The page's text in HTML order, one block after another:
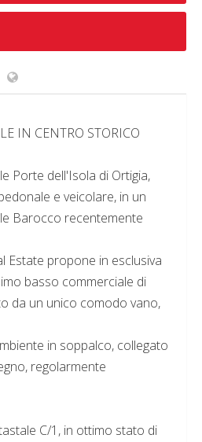
IN CENTRO STORICO
Porte dell'Isola di Ortigia,
e veicolare, in un
Barocco recentemente
Estate propone in esclusiva
basso commerciale di
da un unico comodo vano,
in soppalco, collegato
regolarmente
C/1, in ottimo stato di